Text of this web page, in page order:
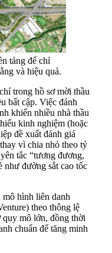
tảng để chỉ
và hiệu quả.
trong hồ sơ mời thầu
bất cập. Việc đánh
khiến nhiều nhà thầu
kinh nghiệm (hoặc
đề xuất đánh giá
vì chia nhỏ theo tỷ
tắc “tương đương,
như đường sắt cao tốc
hình liên danh
theo thông lệ
quy mô lớn, đồng thời
chuẩn để tăng minh